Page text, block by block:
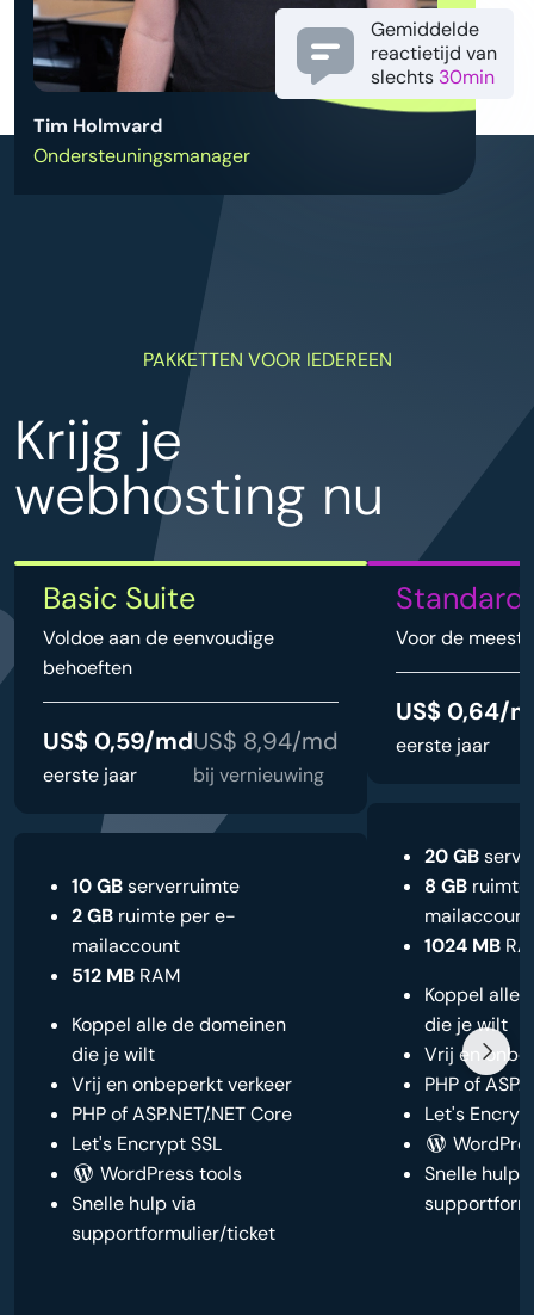
Tim Holmvard
Ondersteuningsmanager
Gemiddelde
reactietijd van
slechts 30min
PAKKETTEN VOOR IEDEREEN
Krijg je
webhosting nu
Basic Suite
Voldoe aan de eenvoudige
behoeften
US$ 0,59/md
eerste jaar
US$ 8,94/md
bij vernieuwing
10 GBserverruimte
2 GB ruimte per e-
mailaccount
512 MB RAM
Koppel alle de domeinen
die je wilt
Vrij en onbeperkt verkeer
PHP of ASP.NET/.NET Core
Let's Encrypt SSL
WordPress tools
Snelle hulp via
supportformulier/ticket
Standard
Voor de
US$ 0,64/
eerste jaar
20 GB
8 GB
mailaccount
1024 MB
Koppel alle
die je wilt
Vrij en
PHP of
Let's
Snelle hulp